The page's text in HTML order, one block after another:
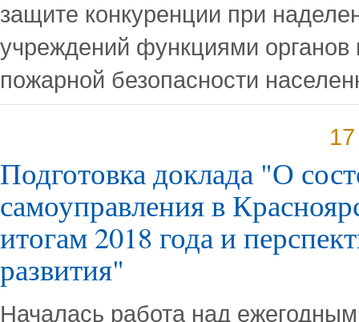
защите конкуренции при
учреждений функциями органов
пожарной безопасности
Подготовка доклада "О
самоуправления в
итогам 2018 года и
развития"
Началась работа над